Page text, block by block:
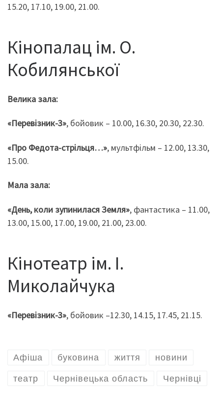
15.20, 17.10, 19.00, 21.00.
Кінопалац ім. О.
Кобилянської
Велика зала:
«Перевізник-3», бойовик – 10.00, 16.30, 20.30, 22.30.
«Про Федота-стрільця…», мультфільм – 12.00, 13.30,
15.00.
Мала зала:
«День, коли зупинилася Земля», фантастика – 11.00,
13.00, 15.00, 17.00, 19.00, 21.00, 23.00.
Кінотеатр ім. І.
Миколайчука
«Перевізник-3», бойовик –12.30, 14.15, 17.45, 21.15.
Афіша буковина життя новини
театр Чернівецька область Чернівці